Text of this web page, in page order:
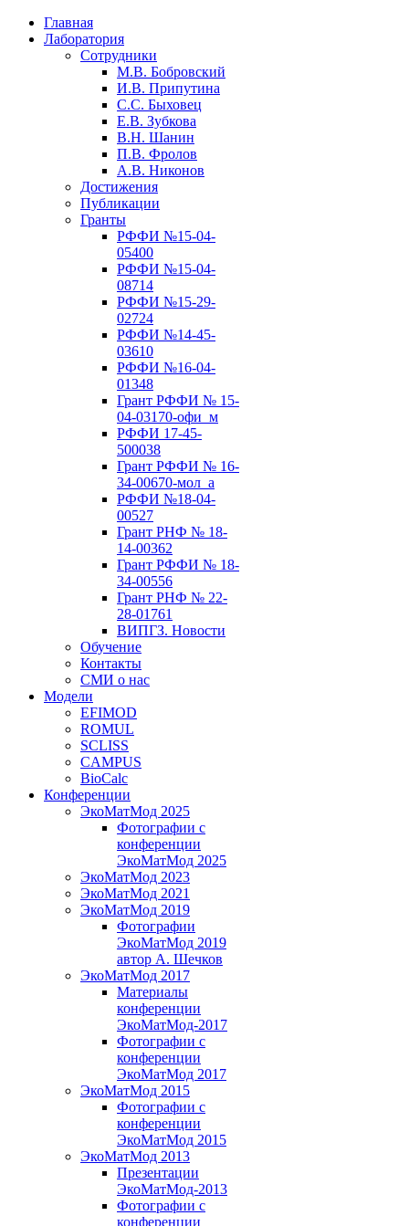
Главная
Лаборатория
Сотрудники
М.В. Бобровский
И.В. Припутина
С.С. Быховец
Е.В. Зубкова
В.Н. Шанин
П.В. Фролов
А.В. Никонов
Достижения
Публикации
Гранты
РФФИ №15-04-
05400
РФФИ №15-04-
08714
РФФИ №15-29-
02724
РФФИ №14-45-
03610
РФФИ №16-04-
01348
Грант РФФИ № 15-
04-03170-офи_м
РФФИ 17-45-
500038
Грант РФФИ № 16-
34-00670-мол_а
РФФИ №18-04-
00527
Грант РНФ № 18-
14-00362
Грант РФФИ № 18-
34-00556
Грант РНФ № 22-
28-01761
ВИПГЗ. Новости
Обучение
Контакты
СМИ о нас
Модели
EFIMOD
ROMUL
SCLISS
CAMPUS
BioCalc
Конференции
ЭкоМатМод 2025
Фотографии с
конференции
ЭкоМатМод 2025
ЭкоМатМод 2023
ЭкоМатМод 2021
ЭкоМатМод 2019
Фотографии
ЭкоМатМод 2019
автор А. Шечков
ЭкоМатМод 2017
Материалы
конференции
ЭкоМатМод-2017
Фотографии с
конференции
ЭкоМатМод 2017
ЭкоМатМод 2015
Фотографии с
конференции
ЭкоМатМод 2015
ЭкоМатМод 2013
Презентации
ЭкоМатМод-2013
Фотографии с
конференции